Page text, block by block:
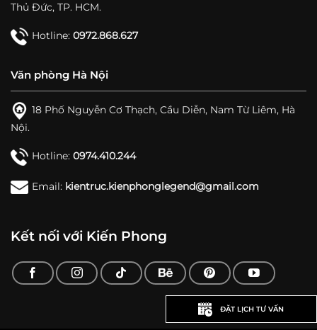
Thủ Đức, TP. HCM.
Hotline:0972.868.627
Văn phòng Hà Nội
18 Phố Nguyễn Cơ Thạch, Cầu Diễn, Nam Từ Liêm, Hà
Nội.
Hotline:0974.410.244
Email: kientruc.kienphonglegend@gmail.com
Kết nối với Kiến Phong
ĐẶT LỊCH TƯ VẤN